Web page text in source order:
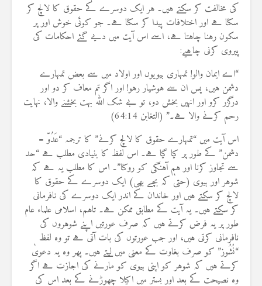
کی مخالفت کر سکتے ہیں۔ ہر ایک دوسرے کے حقوق کا لالچ کر
سکتا ہے اور اختلافات پیدا کر سکتا ہے۔ جو کوئی خوش اور پر
سکون رہنا چاہتا ہے، اسے اس آیت میں دیے گئے احکامات کی
پیروی کرنی چاہیے:
“اے ایمان والو! تمہاری بیویوں اور اولاد میں سے بعض تمہارے
دشمن ہیں، پس ان سے ہوشیار رہو! اور اگر تم معاف کر دو اور
درگزر کرو اور انہیں بخش دو، تو بے شک اللہ بہت بخشنے والا، نہایت
رحم کرنے والا ہے۔” (التغابن 64:14)
اس آیت میں “تمہارے حقوق کا لالچ کرنے” کا ترجمہ “عَدُوّ =
دشمن” کے طور پر کیا گیا ہے۔ اس لفظ کا بنیادی مطلب ہے “حد
سے تجاوز کرنا اور ہم آہنگی کو روکنا”۔ اس کا مطلب یہ ہے کہ
شوہر اور بیوی (حتیٰ کہ بچے بھی) ایک دوسرے کے حقوق کا
لالچ کر سکتے ہیں اور خاندان کے اندر ایک دوسرے کی نافرمانی
کر سکتے ہیں۔ یہ آیت کے مطابق ممکن ہے۔ تاہم، اسلامی علماء عام
طور پر یہ فرض کرتے ہیں کہ صرف عورتیں اپنے شوہروں کی
نافرمانی کرتی ہیں، اور جب عورتوں کی بات آتی ہے تو وہ لفظ
“نُشُوز” کو صرف بغاوت کے معنی میں لیتے ہیں۔ پھر وہ یہ دعویٰ
کرتے ہیں کہ شوہر کو اپنی بیوی کو مارنے کی اجازت ہے اگر
وہ نصیحت کے بعد اور بستر میں اکیلا چھوڑنے کے بعد اس کی